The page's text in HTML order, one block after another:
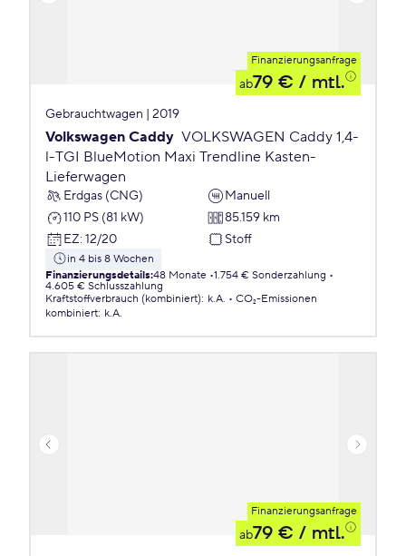
Finanzierungsanfrage
ab79 € / mtl.
Gebrauchtwagen | 2019
Volkswagen Caddy VOLKSWAGEN Caddy 1,4-
l-TGI BlueMotion Maxi Trendline Kasten-
Lieferwagen
Erdgas (CNG)
Manuell
110 PS (81 kW)
85.159 km
EZ: 12/20 Stoff
in 4 bis 8 Wochen
Finanzierungsdetails:48 Monate 1.754 € Sonderzahlung
4.605 € Schlusszahlung
Kraftstoffverbrauch (kombiniert): k.A.
CO₂-Emissionen
kombiniert: k.A.
Finanzierungsanfrage
ab79 € / mtl.